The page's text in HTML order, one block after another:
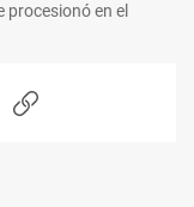
procesionó en el
Copiar